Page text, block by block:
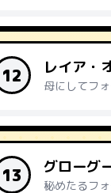
12 レイア・
母にしてフ
13 グローグ
秘めたるフ